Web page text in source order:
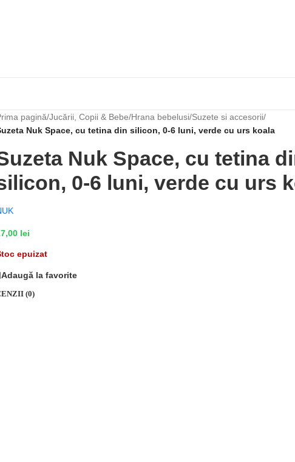
pagină/Jucării, Copii & Bebe/Hrana bebelusi/Suzete si accesorii/
Nuk Space, cu tetina din silicon, 0-6 luni, verde cu urs koala
Nuk Space, cu tetina
0-6 luni, verde cu urs
lei
epuizat
Adaugă la favorite
(0)